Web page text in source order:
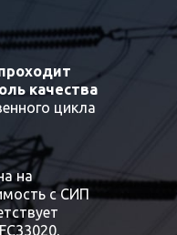
качества
цикла
на
с СИП